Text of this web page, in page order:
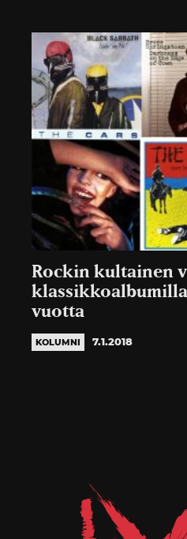
Rockin kultainen
vuotta
KOLUMNI 7.1.2018